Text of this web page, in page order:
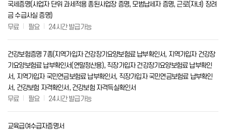
국세증명(사업자 단위 과세적용 종된사업장 증명, 모범납세자 증명, 근로(자녀) 장려
금 수급사실 증명)
무료
필요 24시간 발급가능
건강보험증명 7종(지역가입자 건강장기요양보험료 납부확인서, 지역가입자 건강장
기요양보험료 납부확인서(연말정산용), 직장가입자 건강장기요양보험료 납부확인
서, 지역가입자 국민연금보험료 납부확인서, 직장가입자 국민연금보험료 납부확인
서, 건강보험 자격확인서, 건강보험 자격득실확인서
무료
필요 24시간 발급가능
교육급여수급자증명서